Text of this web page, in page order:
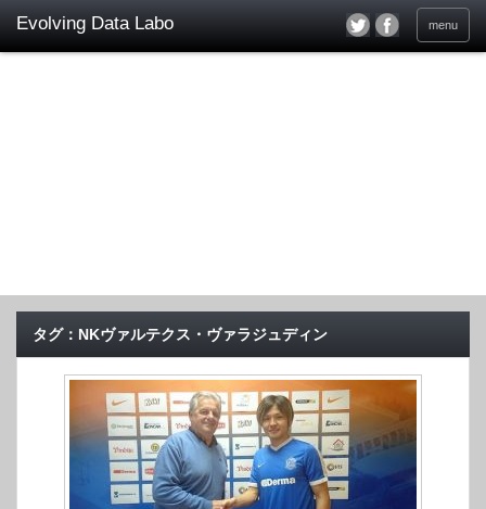
menu
タグ：NKヴァルテクス・ヴァラジュディン